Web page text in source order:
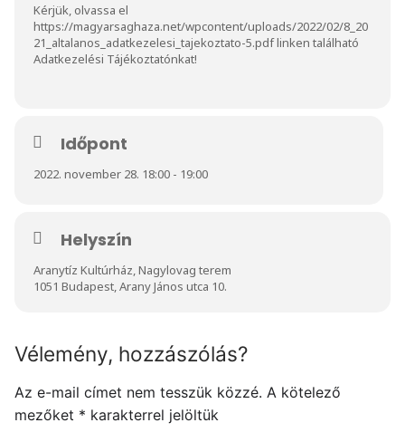
Kérjük, olvassa el
https://magyarsaghaza.net/wpcontent/uploads/2022/02/8_20
21_altalanos_adatkezelesi_tajekoztato-5.pdflinken található
Adatkezelési Tájékoztatónkat!
Időpont
2022. november 28. 18:00 - 19:00
Helyszín
Aranytíz Kultúrház, Nagylovag terem
1051 Budapest, Arany János utca 10.
Vélemény, hozzászólás?
Az e-mail címet nem tesszük közzé. A kötelező
mezőket * karakterrel jelöltük